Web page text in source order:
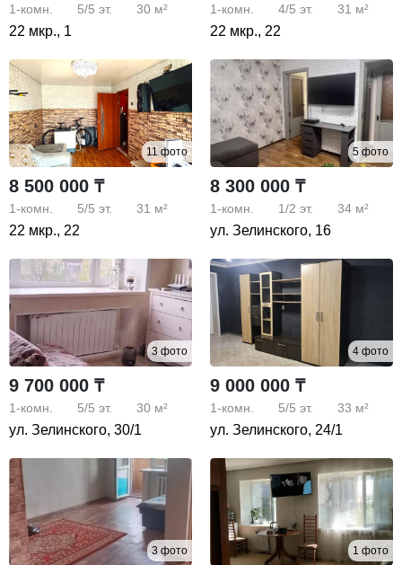
1-комн. 5/5 эт. 30 м²
22 мкр., 1
1-комн. 4/5 эт. 31 м²
22 мкр., 22
11 фото
8 500 000 ₸
1-комн. 5/5 эт. 31 м²
22 мкр., 22
5 фото
8 300 000 ₸
1-комн. 1/2 эт. 34 м²
ул. Зелинского, 16
3 фото
9 700 000 ₸
1-комн. 5/5 эт. 30 м²
ул. Зелинского, 30/1
4 фото
9 000 000 ₸
1-комн. 5/5 эт. 33 м²
ул. Зелинского, 24/1
3 фото 1 фото